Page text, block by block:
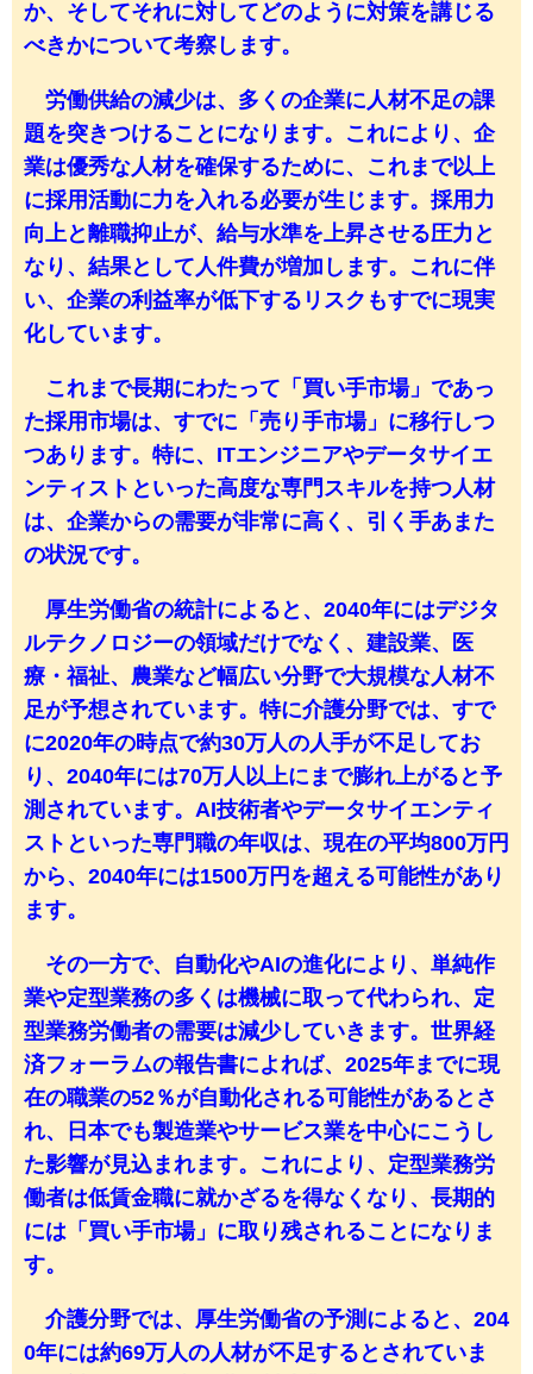
か、そしてそれに対してどのように対策を講じる
べきかについて考察します。
労働供給の減少は、多くの企業に人材不足の課
題を突きつけることになります。これにより、企
業は優秀な人材を確保するために、これまで以上
に採用活動に力を入れる必要が生じます。採用力
向上と離職抑止が、給与水準を上昇させる圧力と
なり、結果として人件費が増加します。これに伴
い、企業の利益率が低下するリスクもすでに現実
化しています。
これまで長期にわたって「買い手市場」であっ
た採用市場は、すでに「売り手市場」に移行しつ
つあります。特に、ITエンジニアやデータサイエ
ンティストといった高度な専門スキルを持つ人材
は、企業からの需要が非常に高く、引く手あまた
の状況です。
厚生労働省の統計によると、2040年にはデジタ
ルテクノロジーの領域だけでなく、建設業、医
療・福祉、農業など幅広い分野で大規模な人材不
足が予想されています。特に介護分野では、すで
に2020年の時点で約30万人の人手が不足してお
り、2040年には70万人以上にまで膨れ上がると予
測されています。AI技術者やデータサイエンティ
ストといった専門職の年収は、現在の平均800万円
から、2040年には1500万円を超える可能性があり
ます。
その一方で、自動化やAIの進化により、単純作
業や定型業務の多くは機械に取って代わられ、定
型業務労働者の需要は減少していきます。世界経
済フォーラムの報告書によれば、2025年までに現
在の職業の52％が自動化される可能性があるとさ
れ、日本でも製造業やサービス業を中心にこうし
た影響が見込まれます。これにより、定型業務労
働者は低賃金職に就かざるを得なくなり、長期的
には「買い手市場」に取り残されることになりま
す。
介護分野では、厚生労働省の予測によると、204
0年には約69万人の人材が不足するとされていま